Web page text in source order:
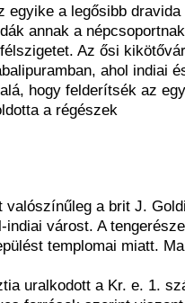
egyike a legősibb dravida
annak a
Az ősi
ahol indiai
hogy felderítsék az
a régészek
valószínűleg a brit J.
várost. A
templomai miatt.
uralkodott a Kr. e. 1.